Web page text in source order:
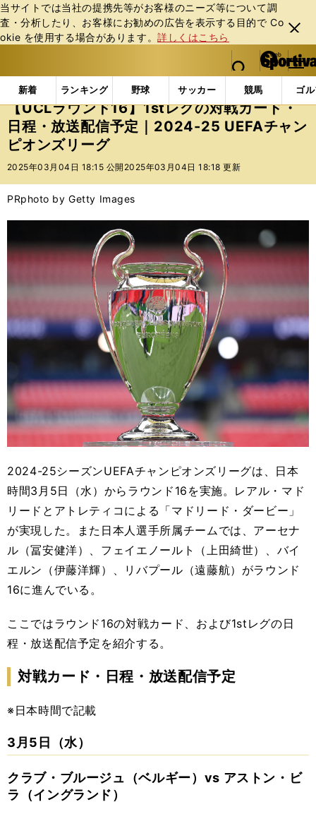
当サイトでは当社の提携先等がお客様のニーズ等について調
査・分析したり、お客様にお勧めの広告を表⽰する⽬的で Co
okie を使⽤する場合があります。詳しくはこちら
閉じ
る
web Sportiva (webスポルティーバ)
検索
マイペ
ー
ジ
メニュ
新着 ランキング 野球 サッカー 競馬 ゴ
b
ス
ポ
ル
テ
ー
バ
インフォメーション ニュース 【UCLラウンド16】
【UCLラウンド16】1stレグの対戦カード・
日程・放送配信予定｜2024-25 UEFAチャン
ピオンズリーグ
2025年03月04日 18:15 公開 2025年03月04日 18:18 更新
PRphoto by Getty Images
2024-25シーズンUEFAチャンピオンズリーグは、日本
時間3月5日（水）からラウンド16を実施。レアル・マド
リードとアトレティコによる「マドリード・ダービー」
が実現した。また日本人選手所属チームでは、アーセナ
ル（冨安健洋）、フェイエノールト（上田綺世）、バイ
エルン（伊藤洋輝）、リバプール（遠藤航）がラウンド
16に進んでいる。
ここではラウンド16の対戦カード、および1stレグの日
程・放送配信予定を紹介する。
対戦カード・日程・放送配信予定
※日本時間で記載
3月5日（水）
クラブ・ブルージュ（ベルギー）vs アストン・ビ
ラ（イングランド）